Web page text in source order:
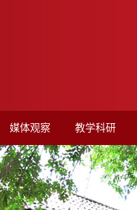
媒体观察 教学科研